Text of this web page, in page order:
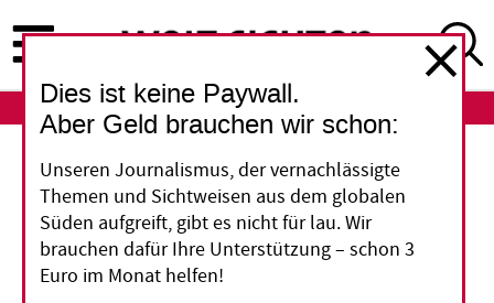
zum
Inhalt
ABO
Bildungsarbeit
„Es ist schwer messbar,
was ankommt“
Dies ist keine Paywall.
Aber Geld brauchen wir schon:
Unseren Journalismus, der vernachlässigte
Themen und Sichtweisen aus dem globalen
Süden aufgreift, gibt es nicht für lau. Wir
brauchen dafür Ihre Unterstützung – schon 3
Euro im Monat helfen!